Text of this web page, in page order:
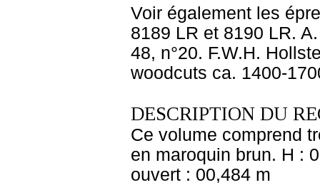
Voir également les
8189 LR et 8190 LR.
48, n°20. F.W.H.
woodcuts ca. 1400-
DESCRIPTION DU
Ce volume comprend
en maroquin brun. H :
ouvert : 00,484 m